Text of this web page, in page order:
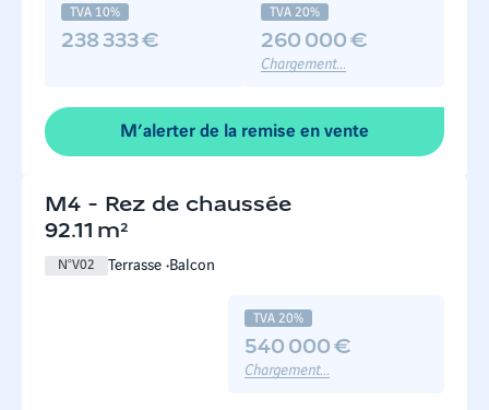
TVA 10%
238 333 €
TVA 20%
260 000 €
Chargement...
M’alerter de la remise en vente
M4 - Rez de chaussée
92.11 m²
N°V02 Terrasse Balcon
TVA 20%
540 000 €
Chargement...